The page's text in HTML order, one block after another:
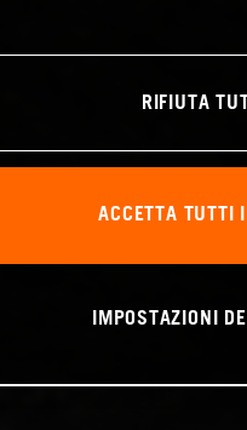
RIFIUTA
ACCETTA TUTTI
IMPOSTAZIONI